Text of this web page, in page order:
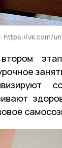
https://vk.com/